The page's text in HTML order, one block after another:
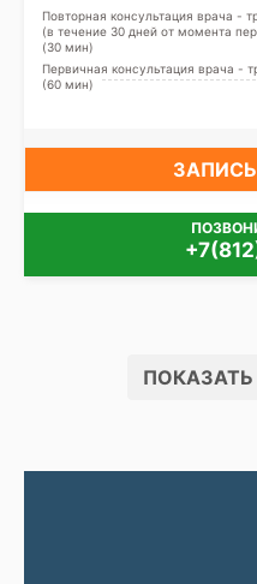
Повторная консультация врача -
(в течение 30 дней от момента
(30 мин)
Первичная консультация врача -
(60 мин)